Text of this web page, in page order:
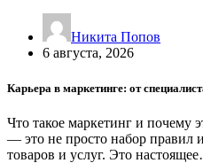
Никита Попов
6 августа, 2026
Карьера в маркетинге: от
Что такое маркетинг и почему
— это не просто набор правил
товаров и услуг. Это